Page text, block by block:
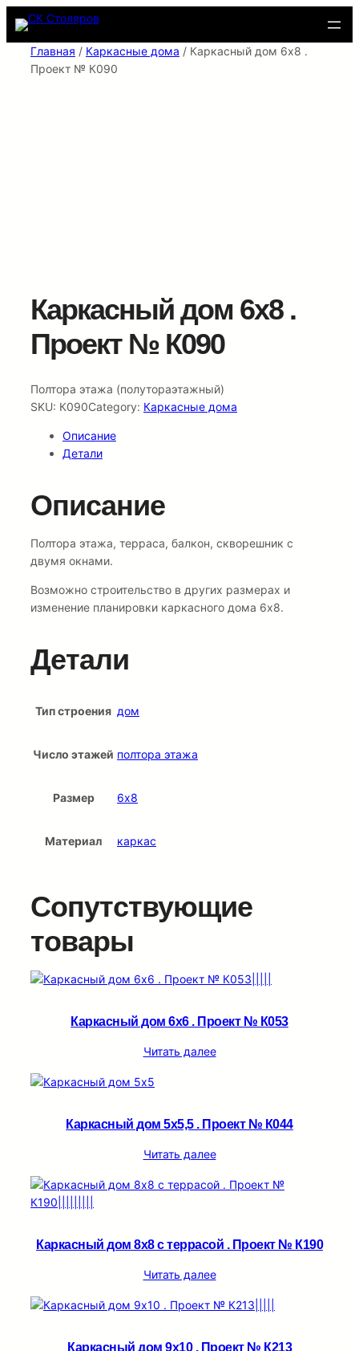
Перейти
содержимому
Главная / Каркасные дома / Каркасный дом 6х8 .
Проект № К090
Каркасный дом 6х8 .
Проект № К090
Полтора этажа (полутораэтажный)
SKU: К090Category: Каркасные дома
Описание
Детали
Описание
Полтора этажа, терраса, балкон, скворешник с
двумя окнами.
Возможно строительство в других размерах и
изменение планировки каркасного дома 6х8.
Детали
Тип строения дом
Число этажей полтора этажа
Размер 6х8
Материал каркас
Сопутствующие
товары
Каркасный дом 6х6 . Проект № К053
Читать далее
Каркасный дом 5х5,5 . Проект № К044
Читать далее
Каркасный дом 8х8 с террасой . Проект № К190
Читать далее
Каркасный дом 9х10 . Проект № К213